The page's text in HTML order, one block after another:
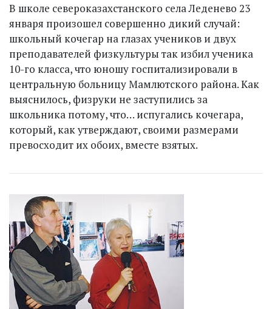
В школе североказах­станского села Леденево 23
января произошел совершенно дикий случай:
школьный кочегар на глазах учеников и двух
преподавателей физкультуры так избил ученика
10-го класса, что юношу госпитализировали в
центральную больницу Мамлютского района. Как
выяснилось, физруки не заступились за
школьника потому, что… испугались кочегара,
который, как утверждают, своими размерами
превосходит их обоих, вместе взятых.